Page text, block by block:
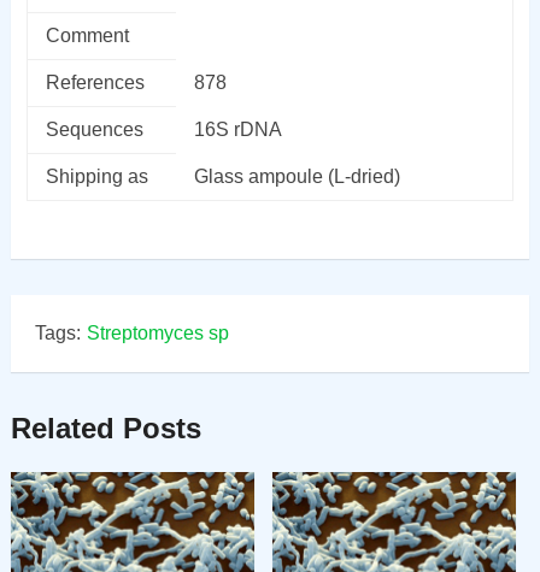
Comment
References 878
Sequences 16S rDNA
Shipping as Glass ampoule (L-dried)
Tags: Streptomyces sp
Related Posts